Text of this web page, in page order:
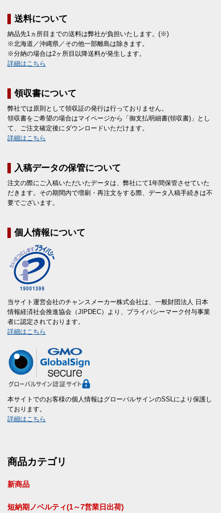
送料について
納品先1ヵ所目までの送料は弊社が負担いたします。(※)
※北海道／沖縄県／その他一部離島は除きます。
※分納の場合は2ヶ所目以降送料が発生します。
詳細はこちら
領収書について
弊社では原則として領収証の発行は行っておりません。
領収書をご希望の場合はマイページから「御支払明細書(領収書)」とし
て、ご注文確定後にダウンロードいただけます。
詳細はこちら
入稿データの保管について
注文の際にご入稿いただいたデータは、弊社にて1年間保管させていた
だきます。その期間内で増刷・再注文をする際、データ入稿手続きは不
要でございます。
個人情報について
当サイト運営会社のチャンスメーカー株式会社は、一般財団法人 日本
情報経済社会推進協会（JIPDEC）より、プライバシーマーク付与事業
者に認定されております。
詳細はこちら
本サイトでのお客様の個人情報はグローバルサインのSSLにより保護し
ております。
詳細はこちら
商品カテゴリ
新商品
短納期ノベルティ(1～7営業日出荷)